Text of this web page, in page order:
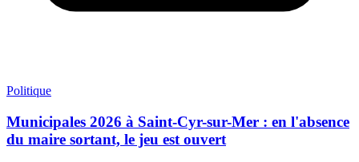
Politique
Municipales 2026 à Saint-Cyr-sur-Mer : en l'absence
du maire sortant, le jeu est ouvert